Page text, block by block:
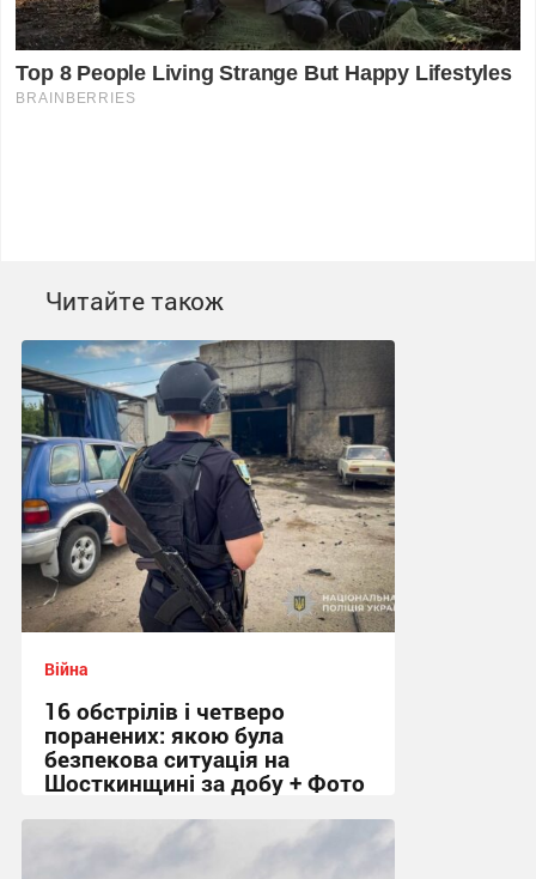
Читайте також
Війна
16 обстрілів і четверо
поранених: якою була
безпекова ситуація на
Шосткинщині за добу + Фото
08:47 сьогодні